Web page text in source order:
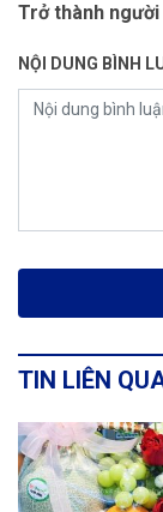
Trở thành
NỘI DUNG BÌNH
TIN LIÊN